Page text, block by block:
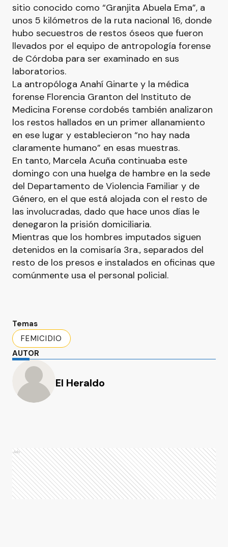
sitio conocido como “Granjita Abuela Ema”, a
unos 5 kilómetros de la ruta nacional 16, donde
hubo secuestros de restos óseos que fueron
llevados por el equipo de antropología forense
de Córdoba para ser examinado en sus
laboratorios.
La antropóloga Anahí Ginarte y la médica
forense Florencia Granton del Instituto de
Medicina Forense cordobés también analizaron
los restos hallados en un primer allanamiento
en ese lugar y establecieron “no hay nada
claramente humano” en esas muestras.
En tanto, Marcela Acuña continuaba este
domingo con una huelga de hambre en la sede
del Departamento de Violencia Familiar y de
Género, en el que está alojada con el resto de
las involucradas, dado que hace unos días le
denegaron la prisión domiciliaria.
Mientras que los hombres imputados siguen
detenidos en la comisaría 3ra., separados del
resto de los presos e instalados en oficinas que
comúnmente usa el personal policial.
Temas
FEMICIDIO
AUTOR
El Heraldo
Ads